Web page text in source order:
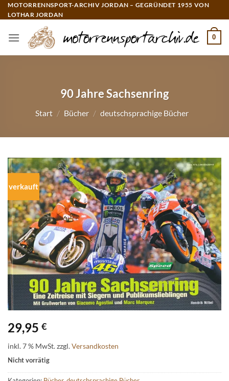
Zum
Inhalt
MOTORRENNSPORT-ARCHIV JORDAN – GEGRÜNDET 1955 VON
LOTHAR JORDAN
0
90 Jahre Sachsenring
Start / Bücher / deutschsprachige Bücher
verkauft
29,95 €
inkl. 7 % MwSt.zzgl.Versandkosten
Nicht vorrätig